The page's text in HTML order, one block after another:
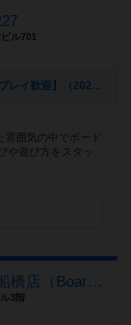
ル701
[NEW] 【9/26(月)】第3回デッキ構築ゲーム会【初プレイ歓迎】（2022年09月11日 20時39分）
囲気の中でボード
や遊び方をスタッ
ボードゲームカフェ バンキッシュ 船橋店（BoardGameCafeVANQUiSH FUNABASHI）
3階